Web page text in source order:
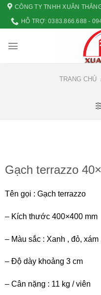
Skip
content
CÔNG TY TNHH XUÂN
HỖ TRỢ: 0383.866.688 -
TRANG CHỦ
Gạch terrazzo
Tên gọi : Gạch terrazzo
– Kích thước 400×400 mm
– Màu sắc : Xanh , đỏ,
– Độ dày khoảng 3 cm
– Cân nặng : 11 kg / viên